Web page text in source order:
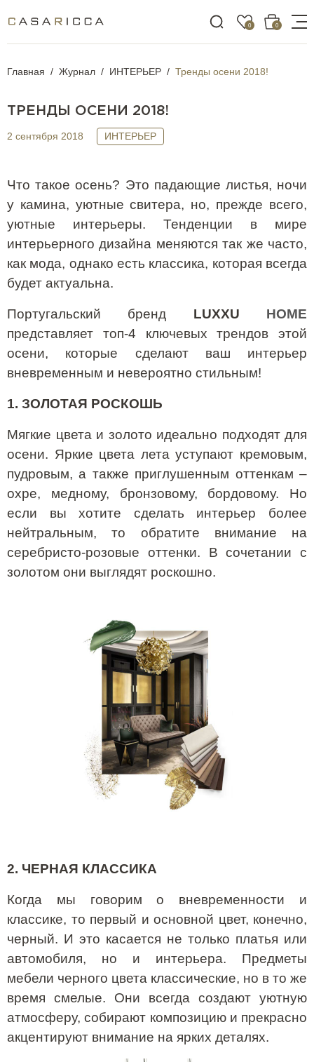
0 0
Главная Журнал ИНТЕРЬЕР Тренды осени 2018!
ТРЕНДЫ ОСЕНИ 2018!
2 сентября 2018 ИНТЕРЬЕР
Что такое осень? Это падающие листья, ночи
у камина, уютные свитера, но, прежде всего,
уютные интерьеры. Тенденции в мире
интерьерного дизайна меняются так же часто,
как мода, однако есть классика, которая всегда
будет актуальна.
Португальский бренд LUXXU
HOME
представляет топ-4 ключевых трендов этой
осени, которые сделают ваш интерьер
вневременным и невероятно стильным!
1. ЗОЛОТАЯ РОСКОШЬ
Мягкие цвета и золото идеально подходят для
осени. Яркие цвета лета уступают кремовым,
пудровым, а также приглушенным оттенкам –
охре, медному, бронзовому, бордовому. Но
если вы хотите сделать интерьер более
нейтральным, то обратите внимание на
серебристо-розовые оттенки. В сочетании с
золотом они выглядят роскошно.
2. ЧЕРНАЯ КЛАССИКА
Когда мы говорим о вневременности и
классике, то первый и основной цвет, конечно,
черный. И это касается не только платья или
автомобиля, но и интерьера. Предметы
мебели черного цвета классические, но в то же
время смелые. Они всегда создают уютную
атмосферу, собирают композицию и прекрасно
акцентируют внимание на ярких деталях.